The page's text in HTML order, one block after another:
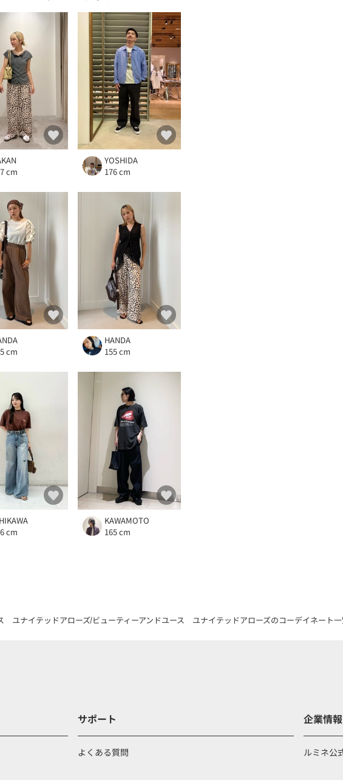
cm
YOSHIDA
176 cm
cm
HANDA
155 cm
cm
KAWAMOTO
165 cm
ユナイテッドアローズ ビューティーアンドユース ユナイテッドアローズのコーデイネート
サポート
よくある質問
企業情報
ルミネ公